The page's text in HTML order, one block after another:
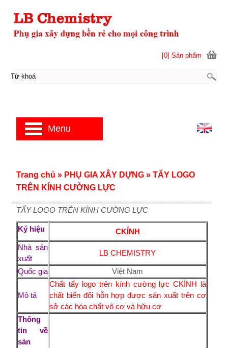
TẨY LOGO TRÊN KÍNH CƯỜNG LỰC
Ký hiệu
CKÍNH
Nhà sản
xuất
LB CHEMISTRY
Quốc gia Việt Nam
Mô tả
Chất tẩy logo trên kính cường lực CKÍNH là
chất biến đổi hỗn hợp được sản xuất trên cơ
sở các hóa chất vô cơ và hữu cơ
Thông
tin về
sản
Trang chủ » PHỤ GIA XÂY DỰNG » TẨY LOGO
TRÊN KÍNH CƯỜNG LỰC
[0] Sản phẩm
Menu